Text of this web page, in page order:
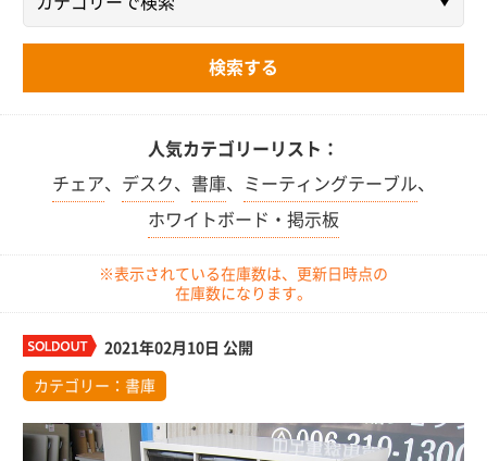
人気カテゴリーリスト：
チェア、 デスク、 書庫、 ミーティングテーブル、
ホワイトボード・掲示板
※表示されている在庫数は、更新日時点の
在庫数になります。
2021年02月10日 公開
カテゴリー： 書庫